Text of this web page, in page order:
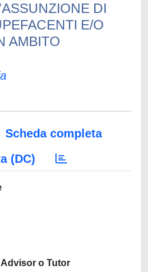
DI
E/O
AMBITO
Scheda completa
(DC)
o Tutor